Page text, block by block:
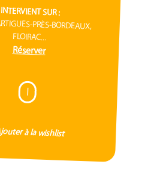
INTERVIENT SUR :
PRÈS-BORDEAUX,
FLOIRAC...
Réserver
I
à la wishlist